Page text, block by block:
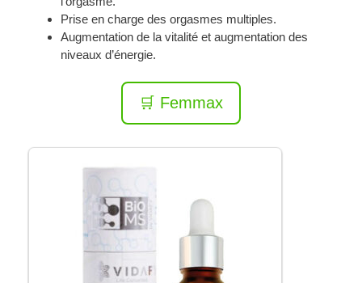
Prise en charge des orgasmes multiples.
Augmentation de la vitalité et augmentation des
niveaux d’énergie.
🛒 Femmax